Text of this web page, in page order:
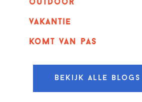
outdoor
vakantie
komt van pas
Bekijk alle blogs